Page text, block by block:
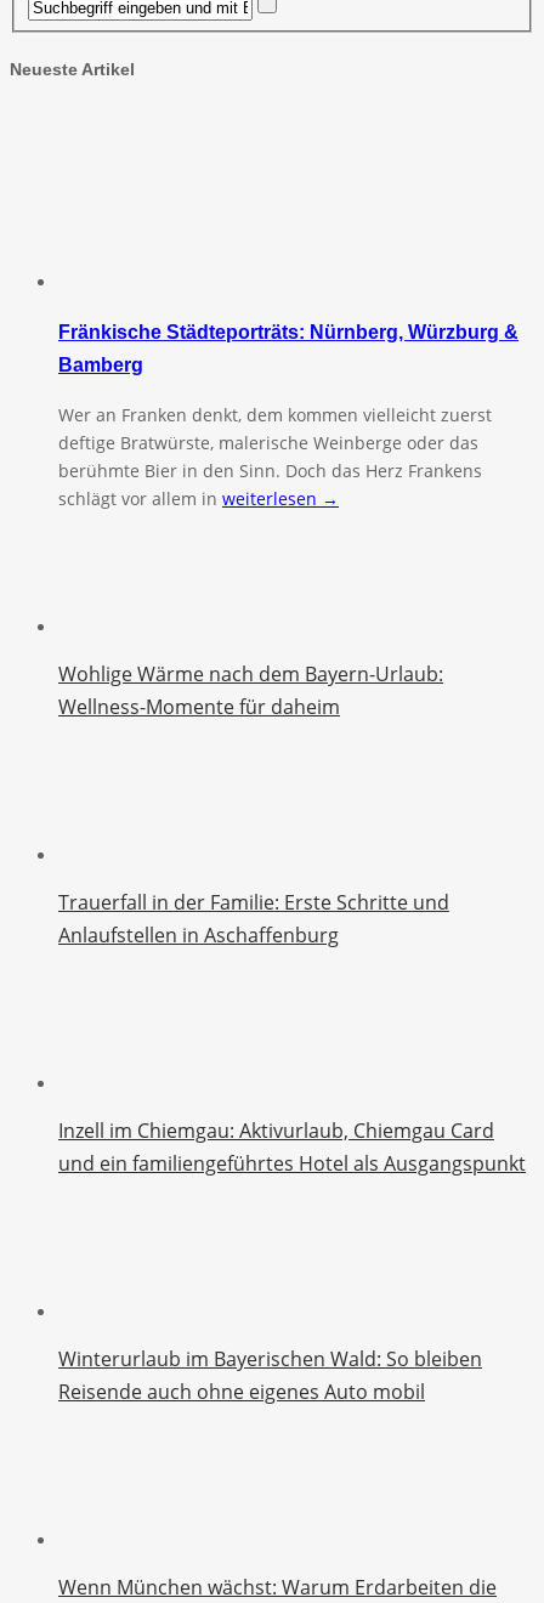
Neueste Artikel
Fränkische Städteporträts: Nürnberg, Würzburg &
Bamberg
Wer an Franken denkt, dem kommen vielleicht zuerst
deftige Bratwürste, malerische Weinberge oder das
berühmte Bier in den Sinn. Doch das Herz Frankens
schlägt vor allem in weiterlesen →
Wohlige Wärme nach dem Bayern-Urlaub:
Wellness-Momente für daheim
Trauerfall in der Familie: Erste Schritte und
Anlaufstellen in Aschaffenburg
Inzell im Chiemgau: Aktivurlaub, Chiemgau Card
und ein familiengeführtes Hotel als Ausgangspunkt
Winterurlaub im Bayerischen Wald: So bleiben
Reisende auch ohne eigenes Auto mobil
Wenn München wächst: Warum Erdarbeiten die